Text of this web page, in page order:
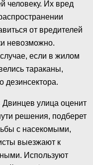
человеку. Их вред
от вредителей
невозможно.
если в жилом
тараканы,
улица оценит
решения, подберет
с насекомыми,
выезжают к
Используют